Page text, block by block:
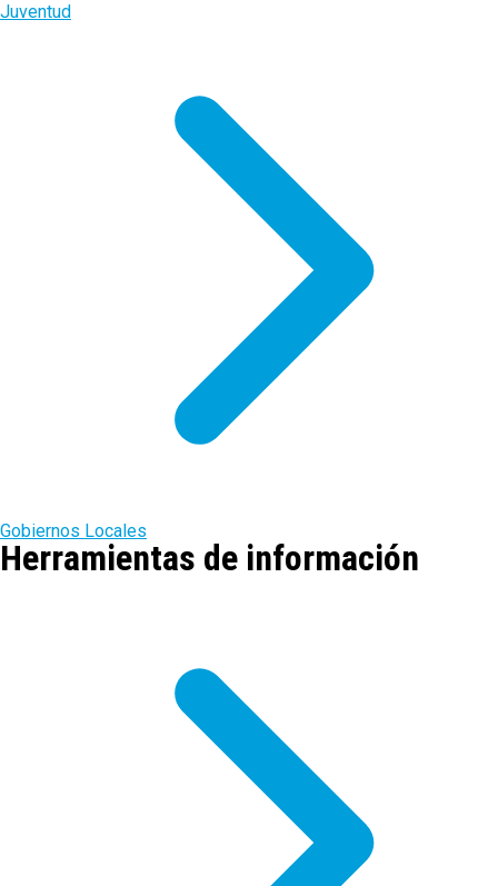
Juventud
Gobiernos Locales
Herramientas de información